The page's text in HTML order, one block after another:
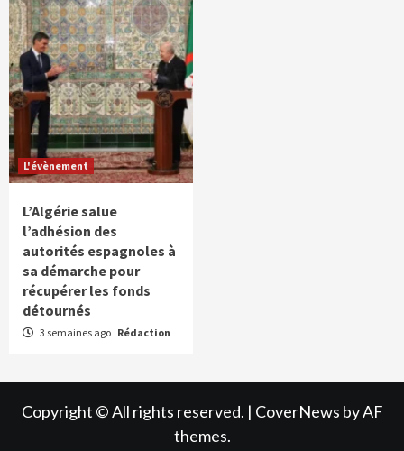
L'évènement
L’Algérie salue
l’adhésion des
autorités espagnoles à
sa démarche pour
récupérer les fonds
détournés
3 semaines ago Rédaction
Copyright © All rights reserved. | CoverNews by AF
themes.